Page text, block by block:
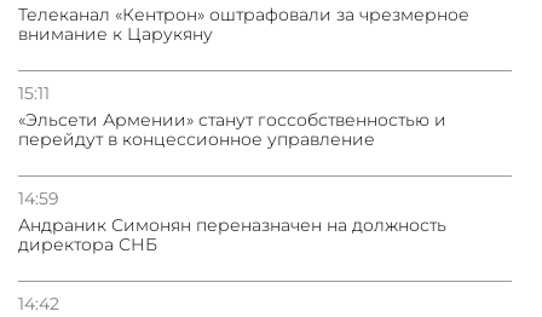
Телеканал «Кентрон» оштрафовали за чрезмерное
внимание к Царукяну
15:11
«Эльсети Армении» станут госсобственностью и
перейдут в концессионное управление
14:59
Андраник Симонян переназначен на должность
директора СНБ
14:42